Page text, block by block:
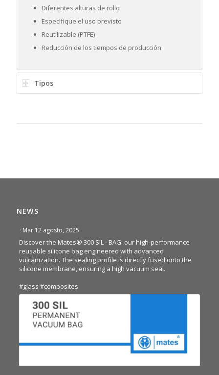
Diferentes alturas de rollo
Especifique el uso previsto
Reutilizable (PTFE)
Reducción de los tiempos de producción
Tipos
NEWS
· Mar 12 agosto, 2025
Discover the Mates® 300 SIL - BAG: our high-performance
reusable silicone bag engineered with advanced
vulcanization. The sealing profile is directly fused onto the
silicone membrane, ensuring a high vacuum seal.
#glass #composites